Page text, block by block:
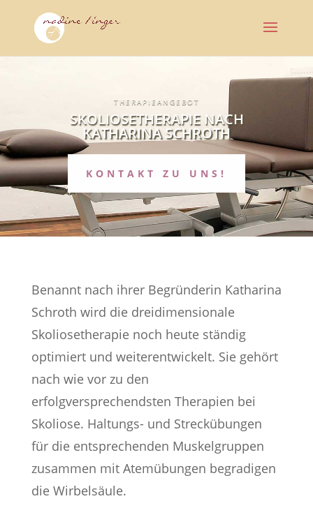
THERAPIEANGEBOT
SKOLIOSETHERAPIE NACH
KATHARINA SCHROTH
KONTAKT ZU UNS!
Benannt nach ihrer Begründerin Katharina
Schroth wird die dreidimensionale
Skoliosetherapie noch heute ständig
optimiert und weiterentwickelt. Sie gehört
nach wie vor zu den
erfolgversprechendsten Therapien bei
Skoliose. Haltungs- und Streckübungen
für die entsprechenden Muskelgruppen
zusammen mit Atemübungen begradigen
die Wirbelsäule.